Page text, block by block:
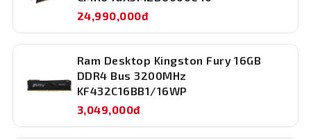
đa nhiệm, từ làm việc với phần mềm văn phòng, chỉnh
sửa ảnh, dựng video nhẹ đến chơi game online và
offline. Đây là mức dung lượng lý tưởng cho người dùng
phổ thông, học sinh – sinh viên, hoặc những ai đang tìm
kiếm một giải pháp nâng cấp tiết kiệm mà hiệu quả.
Chuẩn DDR5 – Tối ưu điện năng, giảm nhiệt
Với điện áp thấp chỉ 1.10V,RAM DDR5G.Skill Aegis 5
24,990,000đ
Ram Desktop Kingston Fury 16GB
DDR4 Bus 3200MHz
KF432C16BB1/16WP
3,049,000đ